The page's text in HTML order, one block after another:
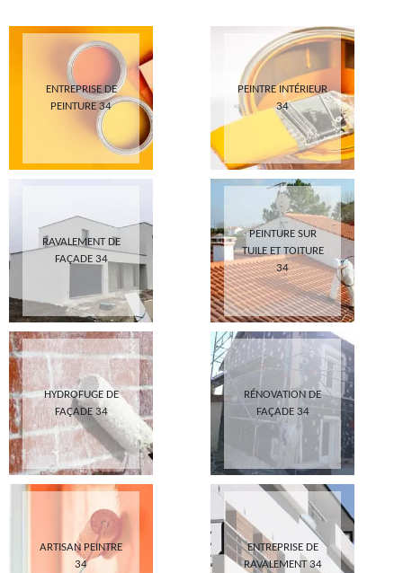
ENTREPRISE DE
PEINTURE 34
PEINTRE INTÉRIEUR
34
RAVALEMENT DE
FAÇADE 34
PEINTURE SUR
TUILE ET TOITURE
34
HYDROFUGE DE
FAÇADE 34
RÉNOVATION DE
FAÇADE 34
ARTISAN PEINTRE
34
ENTREPRISE DE
RAVALEMENT 34